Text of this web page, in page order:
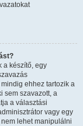
a készítő, egy
ehhez tartozik a
sem szavazott, a
a választási
vagy egy
lehet manipulálni